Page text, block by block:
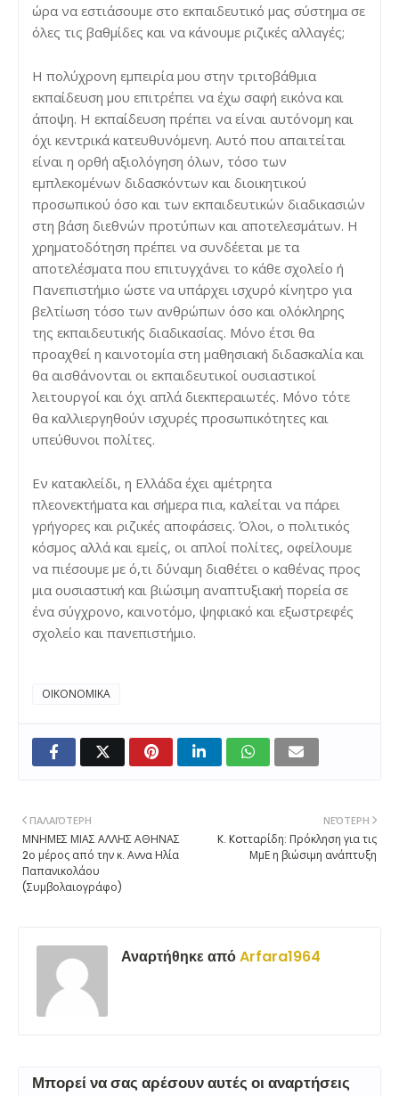
ώρα να εστιάσουμε στο εκπαιδευτικό μας σύστημα σε
όλες τις βαθμίδες και να κάνουμε ριζικές αλλαγές;
Η πολύχρονη εμπειρία μου στην τριτοβάθμια
εκπαίδευση μου επιτρέπει να έχω σαφή εικόνα και
άποψη. Η εκπαίδευση πρέπει να είναι αυτόνομη και
όχι κεντρικά κατευθυνόμενη. Αυτό που απαιτείται
είναι η ορθή αξιολόγηση όλων, τόσο των
εμπλεκομένων διδασκόντων και διοικητικού
προσωπικού όσο και των εκπαιδευτικών διαδικασιών
στη βάση διεθνών προτύπων και αποτελεσμάτων. Η
χρηματοδότηση πρέπει να συνδέεται με τα
αποτελέσματα που επιτυγχάνει το κάθε σχολείο ή
Πανεπιστήμιο ώστε να υπάρχει ισχυρό κίνητρο για
βελτίωση τόσο των ανθρώπων όσο και ολόκληρης
της εκπαιδευτικής διαδικασίας. Μόνο έτσι θα
προαχθεί η καινοτομία στη μαθησιακή διδασκαλία και
θα αισθάνονται οι εκπαιδευτικοί ουσιαστικοί
λειτουργοί και όχι απλά διεκπεραιωτές. Μόνο τότε
θα καλλιεργηθούν ισχυρές προσωπικότητες και
υπεύθυνοι πολίτες.
Εν κατακλείδι, η Ελλάδα έχει αμέτρητα
πλεονεκτήματα και σήμερα πια, καλείται να πάρει
γρήγορες και ριζικές αποφάσεις. Όλοι, ο πολιτικός
κόσμος αλλά και εμείς, οι απλοί πολίτες, οφείλουμε
να πιέσουμε με ό,τι δύναμη διαθέτει ο καθένας προς
μια ουσιαστική και βιώσιμη αναπτυξιακή πορεία σε
ένα σύγχρονο, καινοτόμο, ψηφιακό και εξωστρεφές
σχολείο και πανεπιστήμιο.
ΟΙΚΟΝΟΜΙΚΑ
ΝΕΌΤΕΡΗ
K. Koτταρίδη: Πρόκληση για τις
ΜμΕ η βιώσιμη ανάπτυξη
ΠΑΛΑΙΌΤΕΡΗ
ΜΝΗΜΕΣ ΜΙΑΣ ΑΛΛΗΣ ΑΘΗΝΑΣ
2ο μέρος από την κ. Αννα Ηλία
Παπανικολάου
(Συμβολαιογράφο)
Αναρτήθηκε απόArfara1964
Μπορεί να σας αρέσουν αυτές οι αναρτήσεις